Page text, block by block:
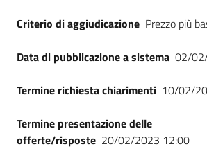
Criterio di aggiudicazione Prezzo più
Data di pubblicazione a sistema 02/
Termine richiesta chiarimenti 10/02/
Termine presentazione delle
offerte/risposte 20/02/2023 12:00